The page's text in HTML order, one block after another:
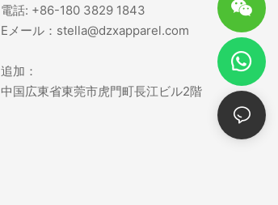
電話: +86-180 3829 1843
Eメール：stella@dzxapparel.com
追加：
中国広東省東莞市虎門町長江ビル2階